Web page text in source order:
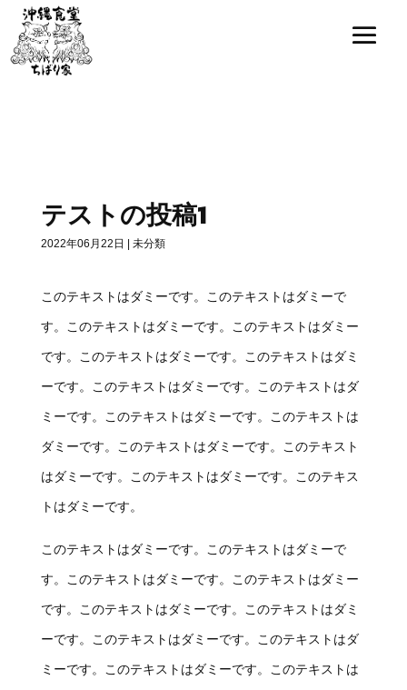
テストの投稿1
2022年06月22日 | 未分類
このテキストはダミーです。このテキストはダミーで
す。このテキストはダミーです。このテキストはダミー
です。このテキストはダミーです。このテキストはダミ
ーです。このテキストはダミーです。このテキストはダ
ミーです。このテキストはダミーです。このテキストは
ダミーです。このテキストはダミーです。このテキスト
はダミーです。このテキストはダミーです。このテキス
トはダミーです。
このテキストはダミーです。このテキストはダミーで
す。このテキストはダミーです。このテキストはダミー
です。このテキストはダミーです。このテキストはダミ
ーです。このテキストはダミーです。このテキストはダ
ミーです。このテキストはダミーです。このテキストは